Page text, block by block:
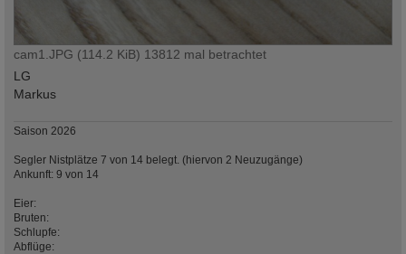
cam1.JPG (114.2 KiB) 13812 mal betrachtet
LG
Markus
Saison 2026
Segler Nistplätze 7 von 14 belegt. (hiervon 2 Neuzugänge)
Ankunft: 9 von 14
Eier:
Bruten:
Schlupfe:
Abflüge: